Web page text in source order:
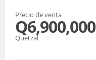
Precio de venta
Q6,900,000
Quetzal